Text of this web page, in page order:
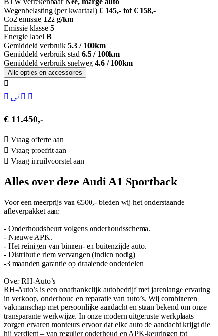
BTW verrekenbaar Nee, marge auto
Wegenbelasting (per kwartaal) € 145,- tot € 158,-
Co2 emissie 122 g/km
Emissie klasse 5
Energie label B
Gemiddeld verbruik 5.3 / 100km
Gemiddeld verbruik stad 6.5 / 100km
Gemiddeld verbruik snelweg 4.6 / 100km
Alle opties en accessoires
€ 11.450,-
Vraag offerte aan
Vraag proefrit aan
Vraag inruilvoorstel aan
Alles over deze Audi A1 Sportback
Voor een meerprijs van €500,- bieden wij het onderstaande
afleverpakket aan:
- Onderhoudsbeurt volgens onderhoudsschema.
- Nieuwe APK.
- Het reinigen van binnen- en buitenzijde auto.
- Distributie riem vervangen (indien nodig)
-3 maanden garantie op draaiende onderdelen
Over RH-Auto’s
RH-Auto’s is een onafhankelijk autobedrijf met jarenlange ervaring
in verkoop, onderhoud en reparatie van auto’s. Wij combineren
vakmanschap met persoonlijke aandacht en staan bekend om onze
transparante werkwijze. In onze modern uitgeruste werkplaats
zorgen ervaren monteurs ervoor dat elke auto de aandacht krijgt die
hij verdient – van regulier onderhoud en APK-keuringen tot